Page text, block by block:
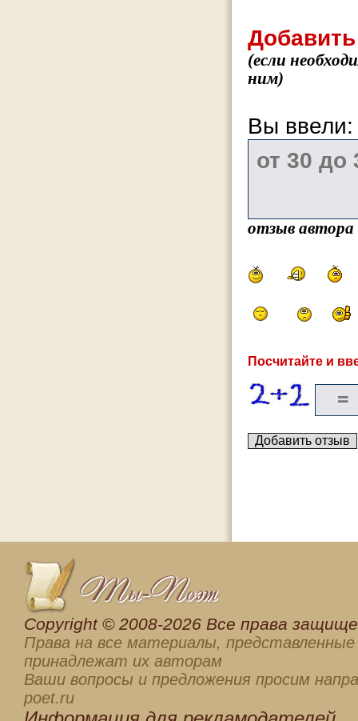
(если
ним)
Вы
отзыв
Посчитайте и
Сopyright © 2008-2026 Все права
Права на все материалы, представленные
принадлежат их авторам
Ваши вопросы и предложения просим
poet.ru